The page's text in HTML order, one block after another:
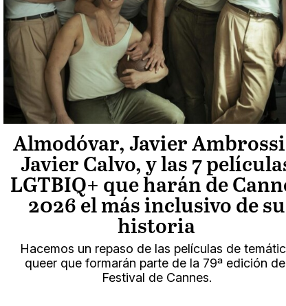
Almodóvar, Javier
Javier Calvo, y las 7
LGTBIQ+ que harán de
2026 el más inclusivo de su
historia
Hacemos un repaso de las películas de
queer que formarán parte de la 79ª edición
Festival de Cannes.